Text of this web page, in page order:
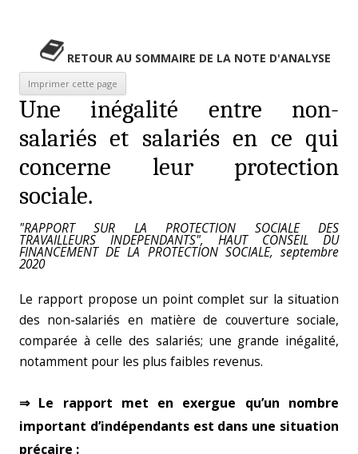
RETOUR AU SOMMAIRE DE LA NOTE D'ANALYSE
Une inégalité entre non-
salariés et salariés en ce qui
concerne leur protection
sociale.
"RAPPORT SUR LA PROTECTION SOCIALE DES
TRAVAILLEURS INDEPENDANTS", HAUT CONSEIL DU
FINANCEMENT DE LA PROTECTION SOCIALE, septembre
2020
Le rapport propose un point complet sur la situation
des non-salariés en matière de couverture sociale,
comparée à celle des salariés; une grande inégalité,
notamment pour les plus faibles revenus.
⇒ Le rapport met en exergue qu’un nombre
important d’indépendants est dans une situation
précaire :